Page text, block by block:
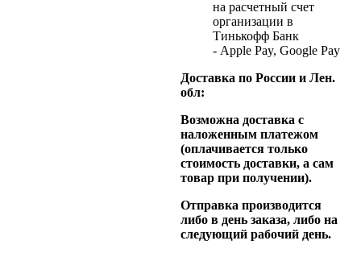
на расчетный счет
организации в
Тинькофф Банк
- Apple Pay, Google Pay
Доставка по России и Лен.
обл:
Возможна доставка с
наложенным платежом
(оплачивается только
стоимость доставки, а сам
товар при получении).
Отправка производится
либо в день заказа, либо на
следующий рабочий день.